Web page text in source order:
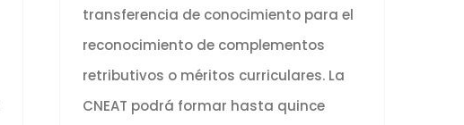
transferencia de conocimiento para el
reconocimiento de complementos
retributivos o méritos curriculares. La
CNEAT podrá formar hasta quince